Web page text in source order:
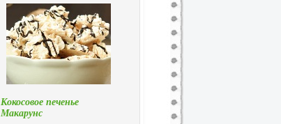
Кокосовое печенье
Макарунс